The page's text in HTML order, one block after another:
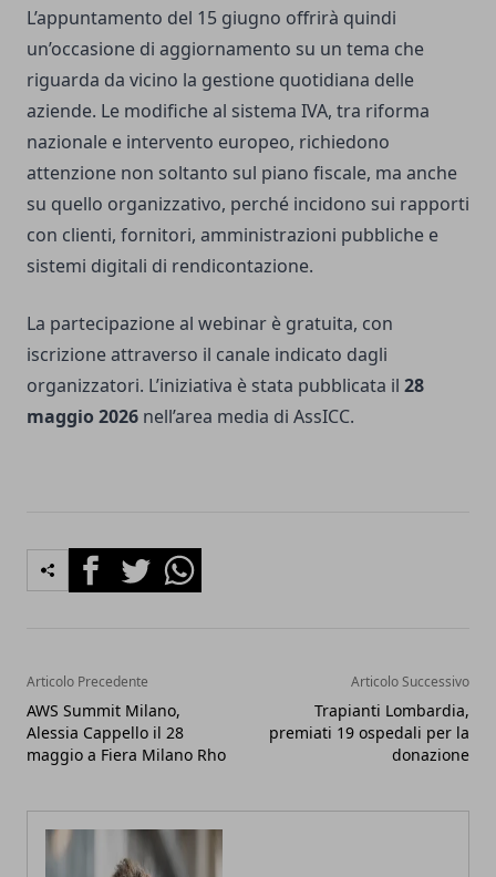
L’appuntamento del 15 giugno offrirà quindi
un’occasione di aggiornamento su un tema che
riguarda da vicino la gestione quotidiana delle
aziende. Le modifiche al sistema IVA, tra riforma
nazionale e intervento europeo, richiedono
attenzione non soltanto sul piano fiscale, ma anche
su quello organizzativo, perché incidono sui rapporti
con clienti, fornitori, amministrazioni pubbliche e
sistemi digitali di rendicontazione.
La partecipazione al webinar è gratuita, con
iscrizione attraverso il canale indicato dagli
organizzatori. L’iniziativa è stata pubblicata il 28
maggio 2026 nell’area media di AssICC.
FacebookTwitterWhatsapp
Articolo Precedente
AWS Summit Milano,
Alessia Cappello il 28
maggio a Fiera Milano Rho
Articolo Successivo
Trapianti Lombardia,
premiati 19 ospedali per la
donazione